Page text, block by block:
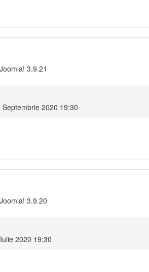
3.9.21
Septembrie 2020 19:30
3.9.20
2020 19:30